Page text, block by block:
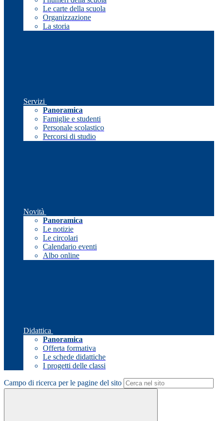
Le carte della scuola
Organizzazione
La storia
Servizi
Panoramica
Famiglie e studenti
Personale scolastico
Percorsi di studio
Novità
Panoramica
Le notizie
Le circolari
Calendario eventi
Albo online
Didattica
Panoramica
Offerta formativa
Le schede didattiche
I progetti delle classi
Campo di ricerca per le pagine del sito